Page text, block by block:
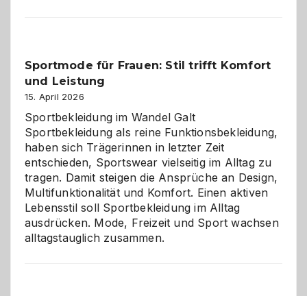
gegen
Chaos
Sportmode für Frauen: Stil trifft Komfort
und Leistung
15. April 2026
Sportbekleidung im Wandel Galt
Sportbekleidung als reine Funktionsbekleidung,
haben sich Trägerinnen in letzter Zeit
entschieden, Sportswear vielseitig im Alltag zu
tragen. Damit steigen die Ansprüche an Design,
Multifunktionalität und Komfort. Einen aktiven
Lebensstil soll Sportbekleidung im Alltag
ausdrücken. Mode, Freizeit und Sport wachsen
alltagstauglich zusammen.